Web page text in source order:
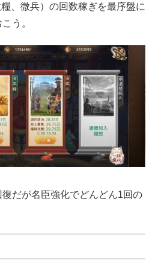
、微兵）の回数稼ぎを最序盤に
う。
だが名臣強化でどんどん1回の